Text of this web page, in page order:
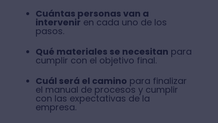
Cuántas personas van a
intervenir en cada uno de los
pasos.
Qué materiales se necesitan para
cumplir con el objetivo final.
Cuál será el camino para finalizar
el manual de procesos y cumplir
con las expectativas de la
empresa.